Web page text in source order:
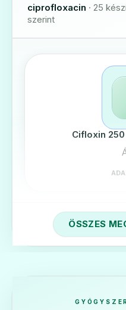
ciprofloxacin · 25
szerint
Cifloxin
ÖSSZES